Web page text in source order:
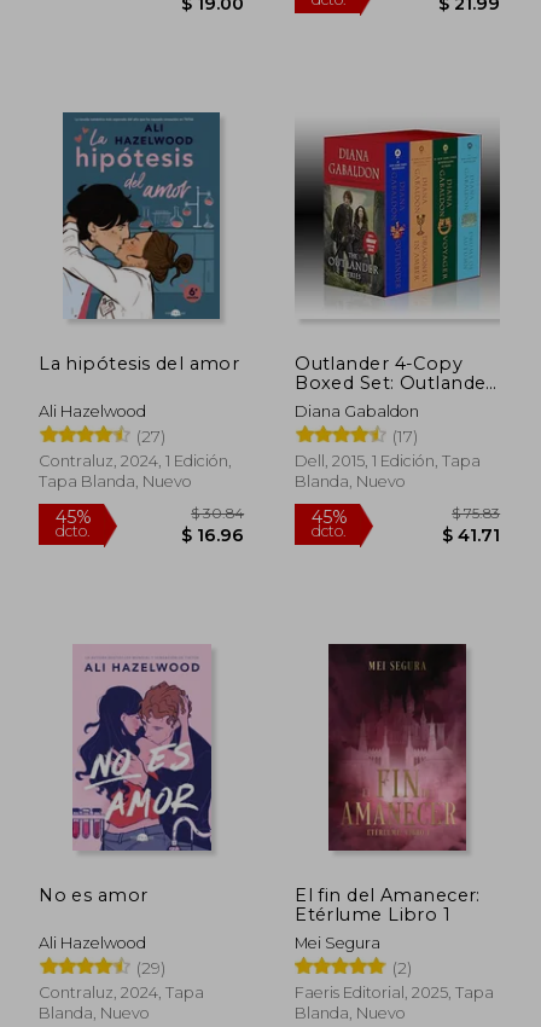
45%
dcto. $
La hipótesis del amor
Ali Hazelwood
(27)
Contraluz, 2024, 1 Edición,
Tapa Blanda, Nuevo
45%
dcto. $ 16.96
Outlander 4-Copy
Boxed Set: Outlander,
Dragonfly in Amber,
Voyager, Drums of
Autumn (en Inglés)
Diana Gabaldon
(17)
Dell, 2015, 1 Edición, Tapa
Blanda, Nuevo
45%
dcto.
No es amor
Ali Hazelwood
(29)
Contraluz, 2024, Tapa
Blanda, Nuevo
El fin del Amanecer:
Etérlume Libro 1
Mei Segura
(2)
Faeris Editorial, 2025, Tapa
Blanda, Nuevo